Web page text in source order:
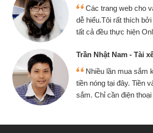
thân thiện,
nhanh chóng
rất tốt
mình đều vay
lại tiếp tục mua
được
Tôi
hàng,
quyết